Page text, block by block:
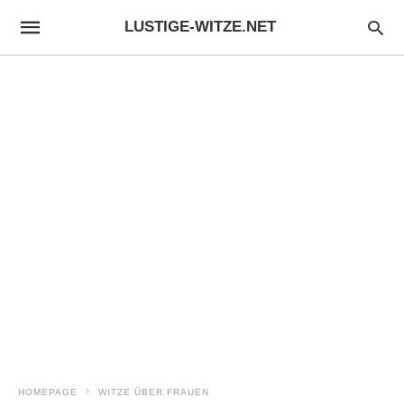
LUSTIGE-WITZE.NET
HOMEPAGE WITZE ÜBER FRAUEN